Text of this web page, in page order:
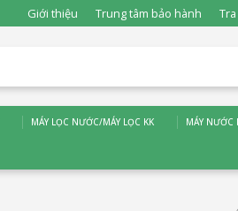
Giới thiệu Trung tâm bảo hành
MÁY LỌC NƯỚC/MÁY LỌC KK MÁY NƯỚC